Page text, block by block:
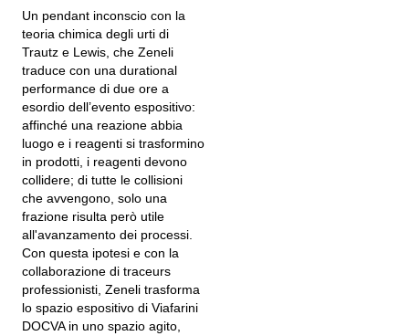
Un pendant inconscio con la
teoria chimica degli urti di
Trautz e Lewis, che Zeneli
traduce con una durational
performance di due ore a
esordio dell’evento espositivo:
affinché una reazione abbia
luogo e i reagenti si trasformino
in prodotti, i reagenti devono
collidere; di tutte le collisioni
che avvengono, solo una
frazione risulta però utile
all'avanzamento dei processi.
Con questa ipotesi e con la
collaborazione di traceurs
professionisti, Zeneli trasforma
lo spazio espositivo di Viafarini
DOCVA in uno spazio agito,